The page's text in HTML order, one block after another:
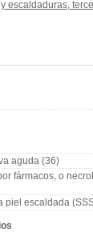
aguda (36)
fármacos, o
piel escaldada